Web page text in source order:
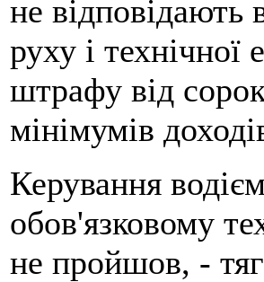
не відповідають
руху і технічної
штрафу від
мінімумів
Керування
обов'язковому
не пройшов, -